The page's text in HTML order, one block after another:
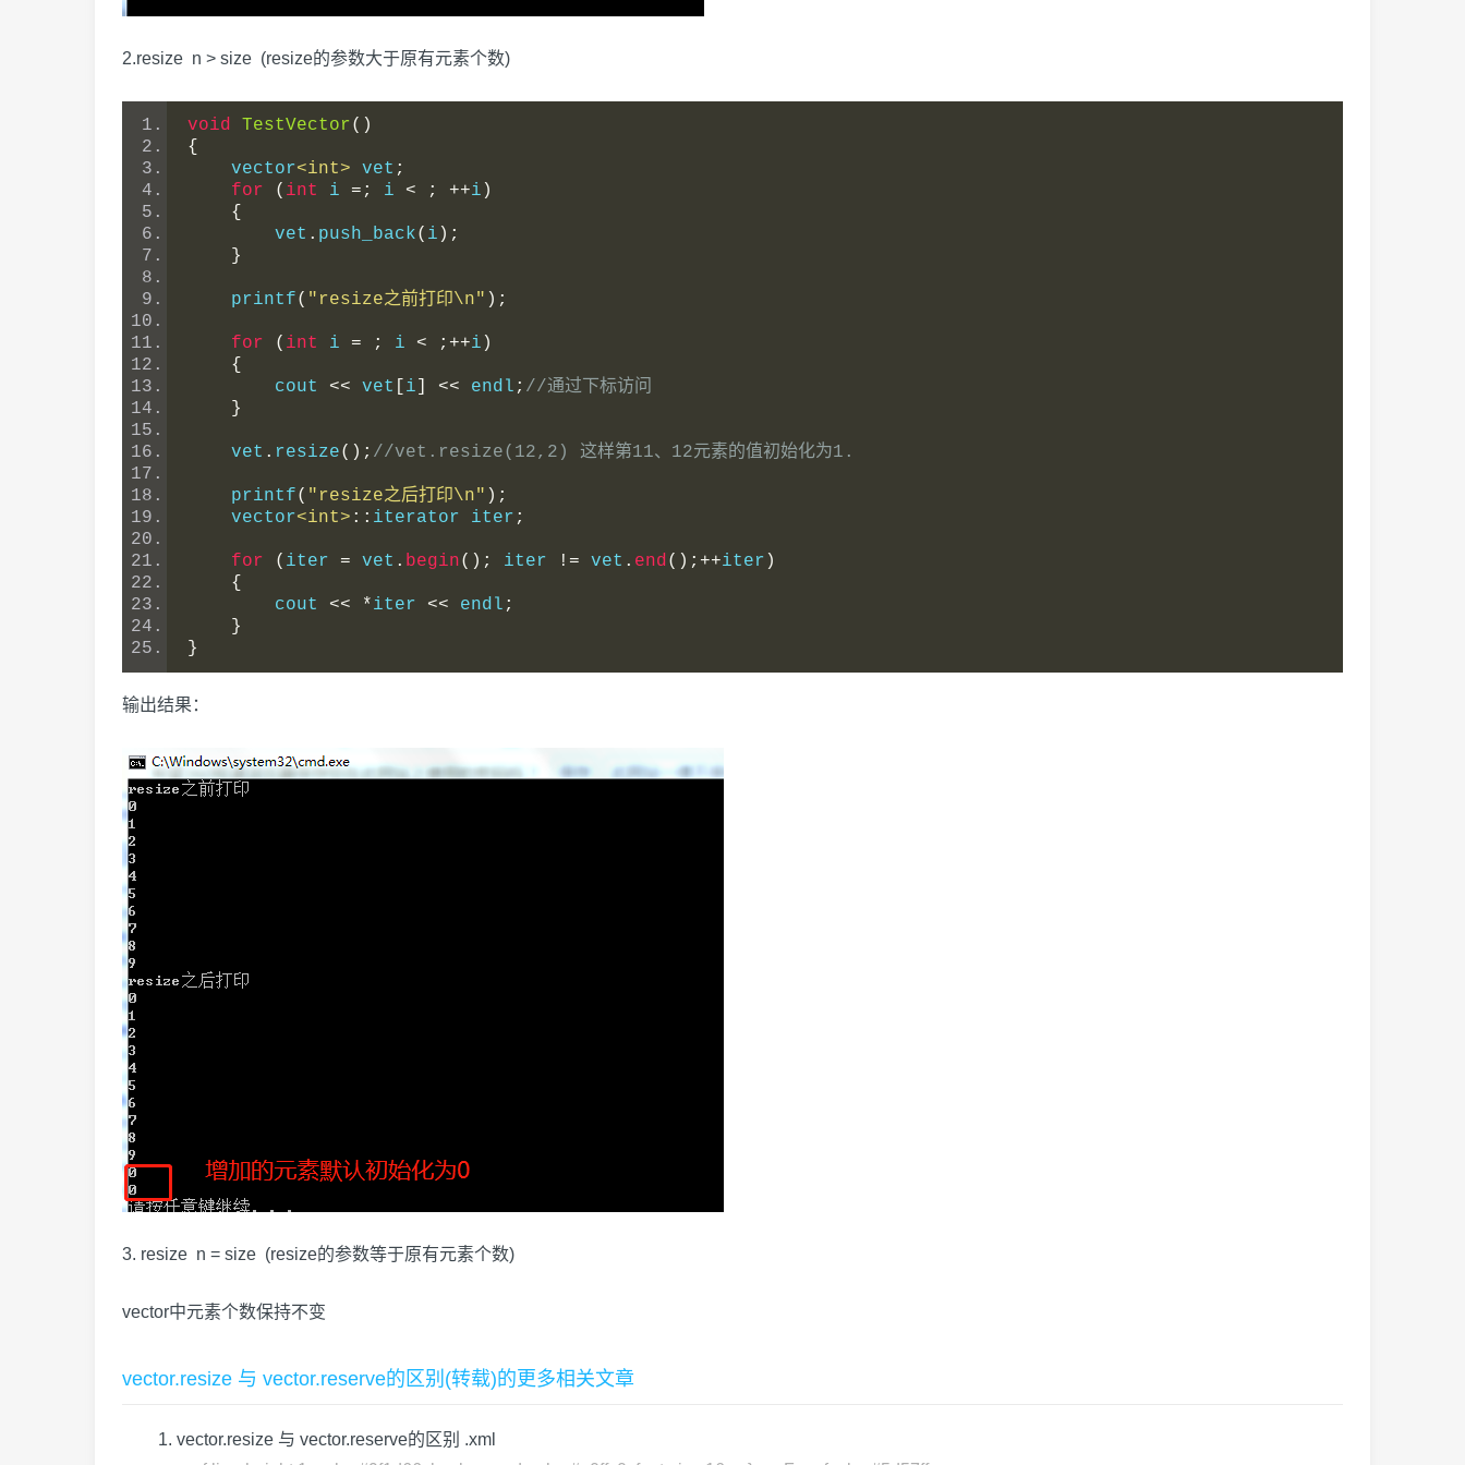
2.resize n > size (resize的参数大于原有元素个数)
void TestVector()
{
    vector
<int> vet ;
for
( int i =; i < ; ++i )
{
        vet
. push_back( i );
}
    printf
( "resize之前打印\n" );
for ( int i = ; i < ;++i )
{
        cout
<< vet i << endl ; //通过下标访问
}
    vet
. resize(); //vet.resize(12,2) 这样第11、12元素的值初始化为1.
    printf
( "resize之后打印\n" );
    vector
<int> :: iterator iter ;
for ( iter = vet . begin(); iter != vet . end();++iter )
{
        cout
<< *iter << endl ;
}
}
输出结果：
3. resize n = size (resize的参数等于原有元素个数)
vector中元素个数保持不变
vector.resize 与 vector.reserve的区别(转载)的更多相关文章
vector.resize 与 vector.reserve的区别 .xml